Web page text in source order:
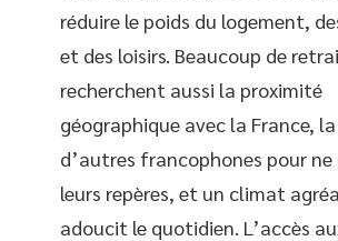
réduire le poids du logement,
et des loisirs. Beaucoup de
recherchent aussi la proximité
géographique avec la France,
d’autres francophones pour ne
leurs repères, et un climat
adoucit le quotidien. L’accès